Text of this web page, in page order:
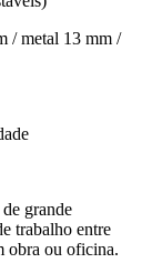
/ metal 13 mm /
grande
trabalho entre
obra ou oficina.